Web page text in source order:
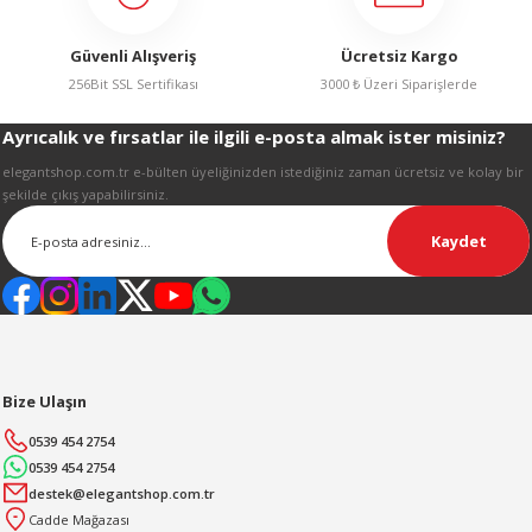
Gönder
Güvenli Alışveriş
256Bit SSL Sertifikası
Ücretsiz Kargo
3000 ₺ Üzeri Siparişlerde
Ayrıcalık ve fırsatlar ile ilgili e-posta almak ister misiniz?
elegantshop.com.tr e-bülten üyeliğinizden istediğiniz zaman ücretsiz ve kolay bir
şekilde çıkış yapabilirsiniz.
Kaydet
Bize Ulaşın
0539 454 2754
0539 454 2754
destek@elegantshop.com.tr
Cadde Mağazası